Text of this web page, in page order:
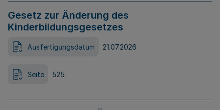
Gesetz zur Änderung des
Kinderbildungsgesetzes
Ausfertigungsdatum 21.07.2026
Seite 525